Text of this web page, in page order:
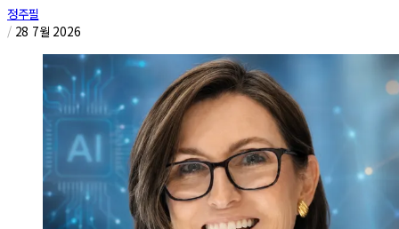
정주필
/ 28 7월 2026